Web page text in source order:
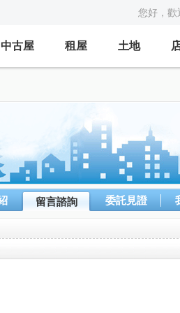
您好，歡
中古屋 租屋 土地
留言諮詢 委託見證